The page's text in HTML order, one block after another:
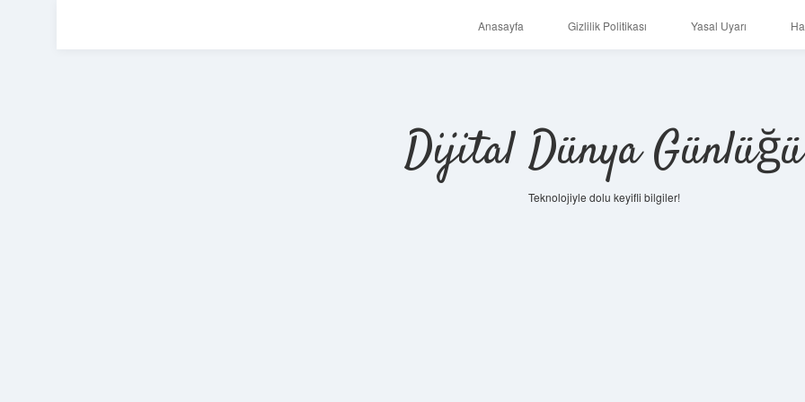
Anasayfa Gizlilik Politikası Yasal Uyarı
Dijital Dünya Günlüğü
Teknolojiyle dolu keyifli bilgiler!